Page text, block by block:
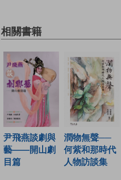
相關書籍
尹飛燕談劇與
藝——開山劇
目篇
潤物無聲──
何紫和那時代
人物訪談集